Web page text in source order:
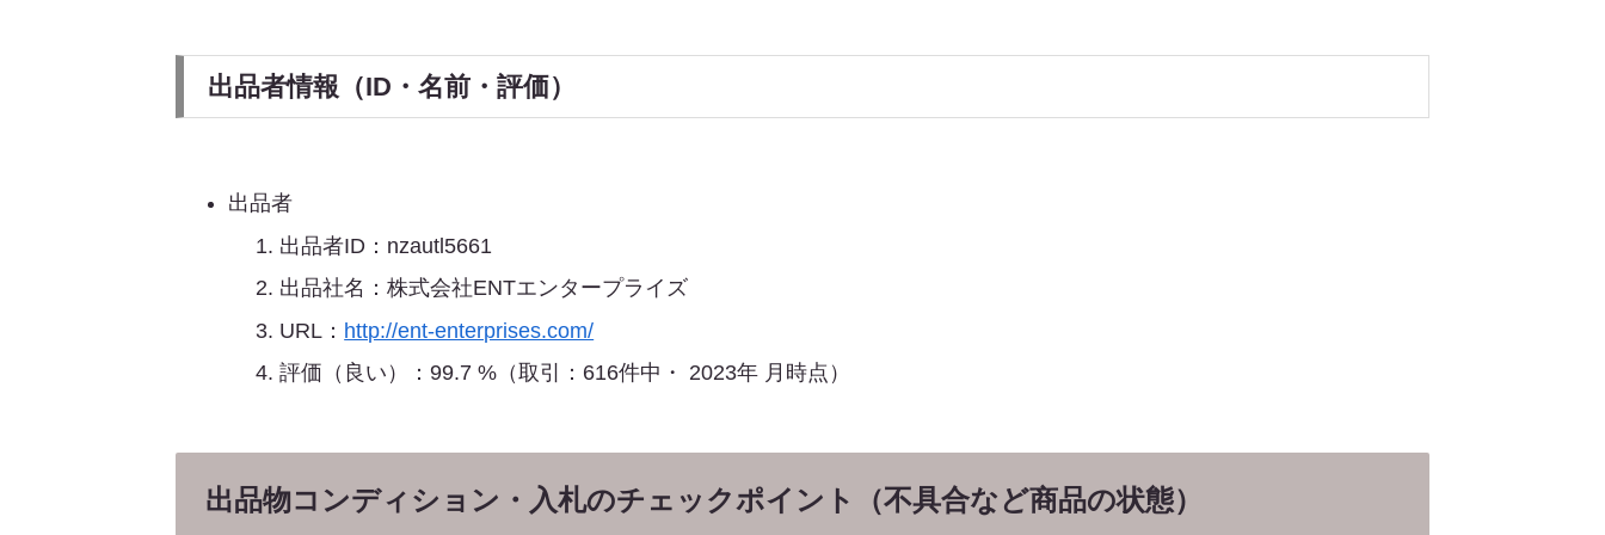
出品者情報（ID・名前・評価）
出品者
出品者ID：nzautl5661
出品社名：株式会社ENTエンタープライズ
URL： http://ent-enterprises.com/
評価（良い）：99.7 %（取引：616件中・ 2023年 月時点）
出品物コンディション・入札のチェックポイント（不具合など商品の状態）